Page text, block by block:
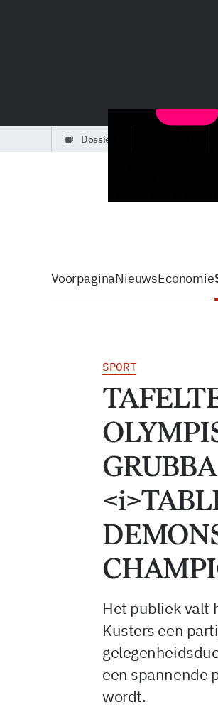
dossiers
VoorpaginaNieuwsEconomie
SPORT
Het publiek valt
Kusters een
een spannende
wordt.